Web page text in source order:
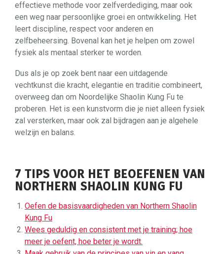
effectieve methode voor zelfverdediging, maar ook
een weg naar persoonlijke groei en ontwikkeling. Het
leert discipline, respect voor anderen en
zelfbeheersing. Bovenal kan het je helpen om zowel
fysiek als mentaal sterker te worden.
Dus als je op zoek bent naar een uitdagende
vechtkunst die kracht, elegantie en traditie combineert,
overweeg dan om Noordelijke Shaolin Kung Fu te
proberen. Het is een kunstvorm die je niet alleen fysiek
zal versterken, maar ook zal bijdragen aan je algehele
welzijn en balans.
7 TIPS VOOR HET BEOEFENEN VAN
NORTHERN SHAOLIN KUNG FU
Oefen de basisvaardigheden van Northern Shaolin
Kung Fu
Wees geduldig en consistent met je training; hoe
meer je oefent, hoe beter je wordt.